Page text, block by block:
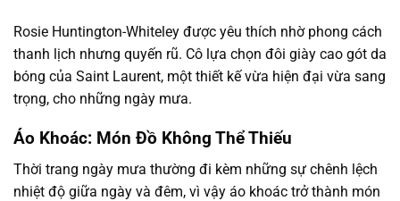
Rosie Huntington-Whiteley được yêu thích nhờ phong cách
thanh lịch nhưng quyến rũ. Cô lựa chọn đôi giày cao gót da
bóng của Saint Laurent, một thiết kế vừa hiện đại vừa sang
trọng, cho những ngày mưa.
Áo Khoác: Món Đồ Không Thể Thiếu
Thời trang ngày mưa thường đi kèm những sự chênh lệch
nhiệt độ giữa ngày và đêm, vì vậy áo khoác trở thành món